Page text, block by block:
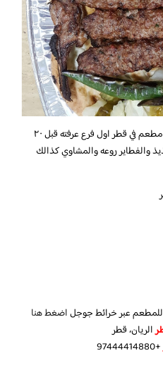
مطعم بورصا اسطنبول في قطر اقدم مطعم في قطر اول فرع عرفته قبل ٢٠
والفطاير روعه والمشاوي كذالك
عبر خرائط جوجلاضغط هنا
الريان، قطر
+97444414880